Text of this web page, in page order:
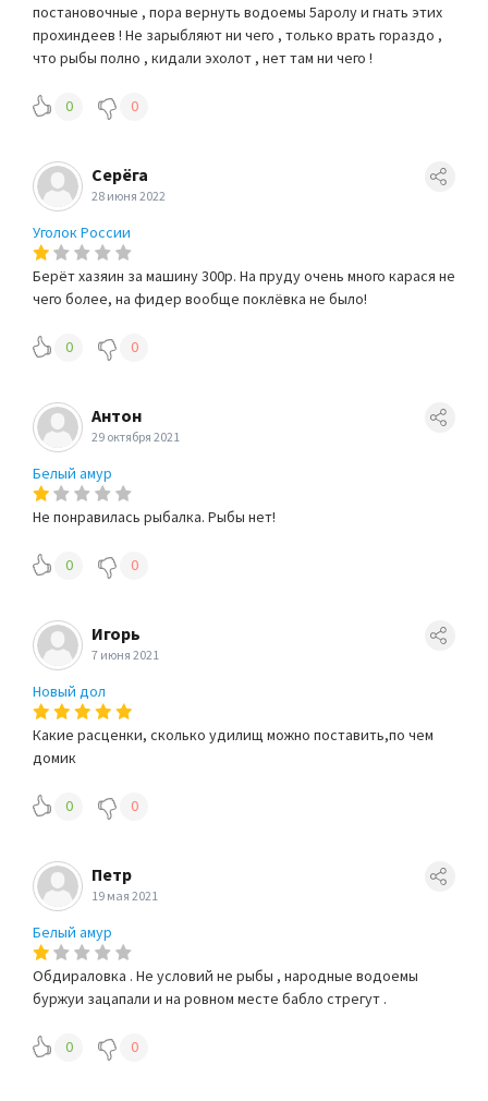
постановочные , пора вернуть водоемы 5аролу и гнать этих
прохиндеев ! Не зарыбляют ни чего , только врать гораздо ,
что рыбы полно , кидали эхолот , нет там ни чего !
0 0
Серёга
28 июня 2022
Уголок России
Берёт хазяин за машину 300р. На пруду очень много карася не
чего более, на фидер вообще поклёвка не было!
0 0
Антон
29 октября 2021
Белый амур
Не понравилась рыбалка. Рыбы нет!
0 0
Игорь
7 июня 2021
Новый дол
Какие расценки, сколько удилищ можно поставить,по чем
домик
0 0
Петр
19 мая 2021
Белый амур
Обдираловка . Не условий не рыбы , народные водоемы
буржуи зацапали и на ровном месте бабло стрегут .
0 0